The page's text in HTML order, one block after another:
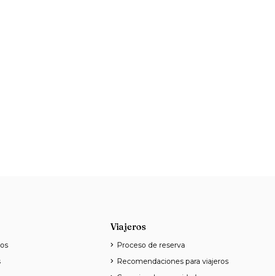
Viajeros
Proceso de reserva
Recomendaciones para viajeros